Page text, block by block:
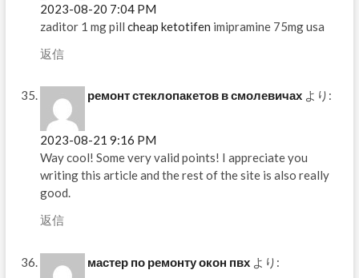
2023-08-20 7:04 PM
zaditor 1 mg pill cheap ketotifen imipramine 75mg usa
返信
ремонт стеклопакетов в смолевичах より:
2023-08-21 9:16 PM
Way cool! Some very valid points! I appreciate you
writing this article and the rest of the site is also really
good.
返信
мастер по ремонту окон пвх より: